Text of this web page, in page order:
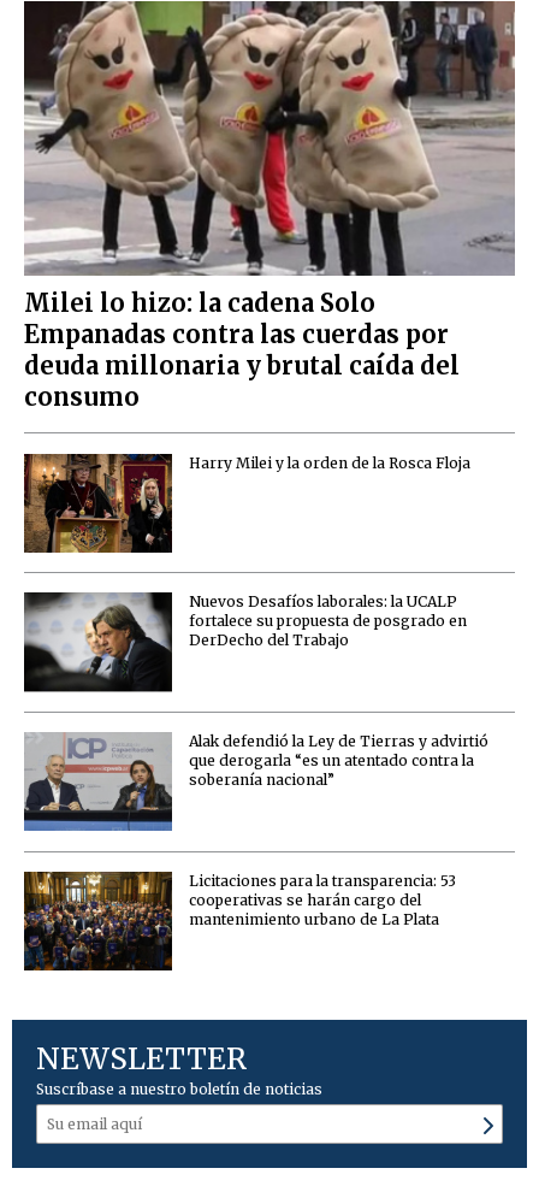
Milei lo hizo: la cadena Solo
Empanadas contra las cuerdas por
deuda millonaria y brutal caída del
consumo
Harry Milei y la orden de la Rosca Floja
Nuevos Desafíos laborales: la UCALP
fortalece su propuesta de posgrado en
DerDecho del Trabajo
Alak defendió la Ley de Tierras y advirtió
que derogarla “es un atentado contra la
soberanía nacional”
Licitaciones para la transparencia: 53
cooperativas se harán cargo del
mantenimiento urbano de La Plata
NEWSLETTER
Suscríbase a nuestro boletín de noticias